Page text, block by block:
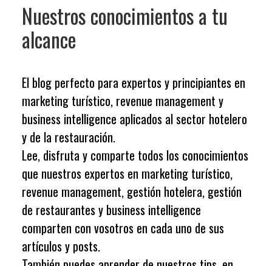
Nuestros conocimientos a tu
alcance
El blog perfecto para expertos y principiantes en
marketing turístico, revenue management y
business intelligence aplicados al sector hotelero
y de la restauración.
Lee, disfruta y comparte todos los conocimientos
que nuestros expertos en marketing turístico,
revenue management, gestión hotelera, gestión
de restaurantes y business intelligence
comparten con vosotros en cada uno de sus
artículos y posts.